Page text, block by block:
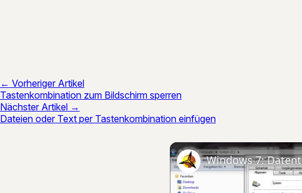
← Vorheriger Artikel
Tastenkombination zum Bildschirm sperren
Nächster Artikel →
Dateien oder Text per Tastenkombination einfügen